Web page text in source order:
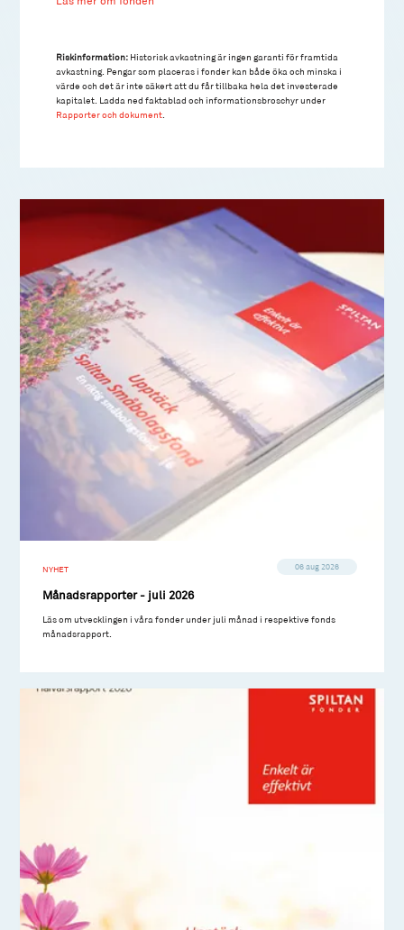
Riskinformation: Historisk avkastning är ingen garanti för framtida
avkastning. Pengar som placeras i fonder kan både öka och minska i
värde och det är inte säkert att du får tillbaka hela det investerade
kapitalet. Ladda ned faktablad och informationsbroschyr under
Rapporter och dokument.
NYHET 06 aug 2026
Månadsrapporter - juli 2026
Läs om utvecklingen i våra fonder under juli månad i respektive fonds
månadsrapport.